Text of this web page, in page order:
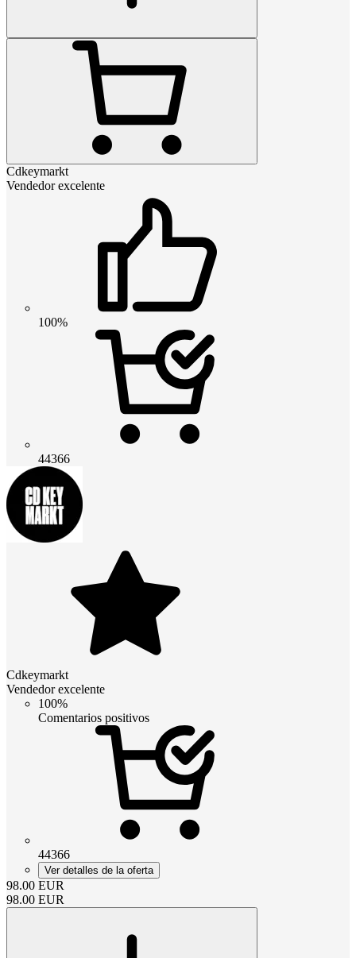
Cdkeymarkt
Vendedor excelente
100%
44366
Cdkeymarkt
Vendedor excelente
100%
Comentarios positivos
44366
Ver detalles de la oferta
98.00 EUR
98.00 EUR